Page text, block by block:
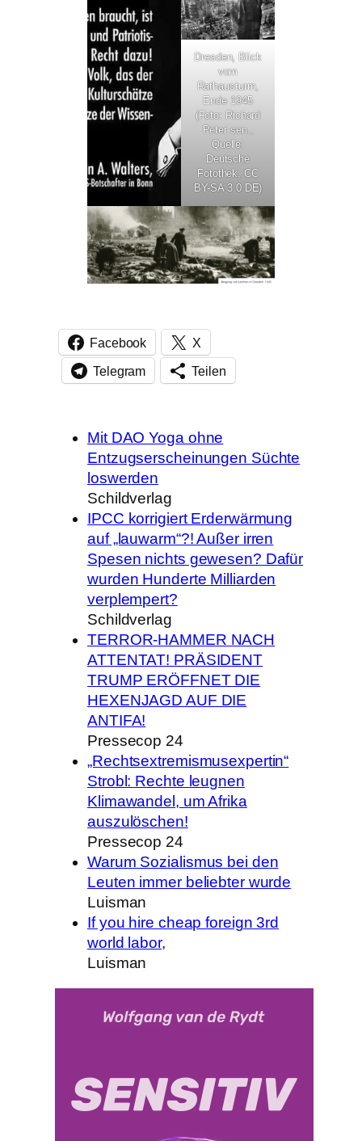
Dresden, Blick
vom
Rathausturm,
Ende 1945
(Foto: Richard
Peter sen.,
Quelle:
Deutsche
Fotothek, CC
BY-SA 3.0 DE)
Facebook X
Telegram Teilen
Mit DAO Yoga ohne
Entzugserscheinungen Süchte
loswerden
Schildverlag
IPCC korrigiert Erderwärmung
auf „lauwarm“?! Außer irren
Spesen nichts gewesen? Dafür
wurden Hunderte Milliarden
verplempert?
Schildverlag
TERROR-HAMMER NACH
ATTENTAT! PRÄSIDENT
TRUMP ERÖFFNET DIE
HEXENJAGD AUF DIE
ANTIFA!
Pressecop 24
„Rechtsextremismusexpertin“
Strobl: Rechte leugnen
Klimawandel, um Afrika
auszulöschen!
Pressecop 24
Warum Sozialismus bei den
Leuten immer beliebter wurde
Luisman
If you hire cheap foreign 3rd
world labor,
Luisman